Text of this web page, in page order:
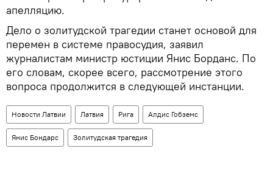
апелляцию.
Дело о золитудской трагедии станет основой для
перемен в системе правосудия, заявил
журналистам министр юстиции Янис Борданс. По
его словам, скорее всего, рассмотрение этого
вопроса продолжится в следующей инстанции.
Новости Латвии Латвия Рига Алдис Гобземс
Янис Бондарс Золитудская трагедия